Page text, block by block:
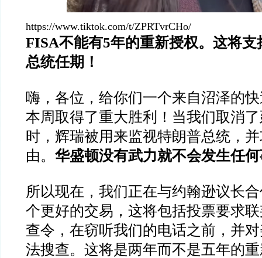
https://www.tiktok.com/t/ZPRTvrCHo/
FISA不能有5年的重新授权。这将支
总统任期！
嗨，各位，给你们一个来自沼泽的
本周取得了重大胜利！当我们取消
时，辉瑞被用来监视特朗普总统，
由。 华盛顿没有武力就不会发生任
所以现在，我们正在与约翰逊议长
个更好的交易，这将包括投票要求
查令，在窃听我们的电话之前，并
法搜查。这将是两年而不是五年的